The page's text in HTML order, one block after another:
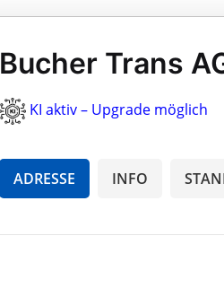
Bucher Trans
KI aktiv – Upgrade möglich
ADRESSE INFO